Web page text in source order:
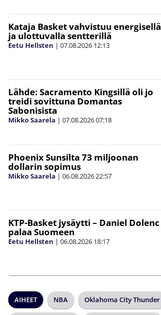
Kataja Basket vahvistuu energisellä
ja ulottuvalla sentterillä
Eetu Hellsten | 07.08.2026 12:13
Lähde: Sacramento Kingsillä oli jo
treidi sovittuna Domantas
Sabonisista
Mikko Saarela | 07.08.202607:18
Phoenix Sunsilta 73 miljoonan
dollarin sopimus
Mikko Saarela | 06.08.202622:57
KTP-Basket jysäytti – Daniel Dolenc
palaa Suomeen
Eetu Hellsten | 06.08.2026 18:17
AIHEET NBA Oklahoma City Thunder